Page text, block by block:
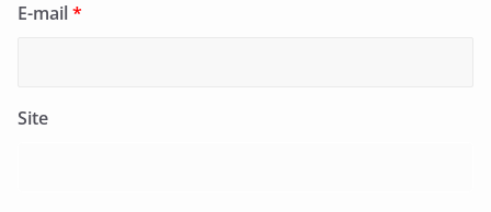
E-mail*
Site